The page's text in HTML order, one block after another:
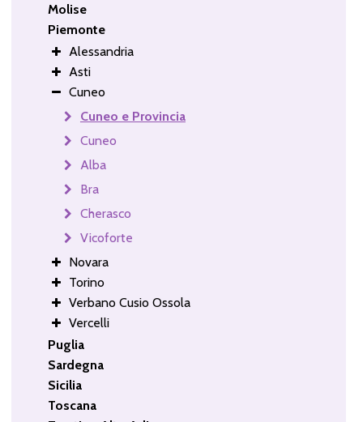
Molise
Piemonte
Alessandria
Asti
Cuneo
Cuneo e Provincia
Cuneo
Alba
Bra
Cherasco
Vicoforte
Novara
Torino
Verbano Cusio Ossola
Vercelli
Puglia
Sardegna
Sicilia
Toscana